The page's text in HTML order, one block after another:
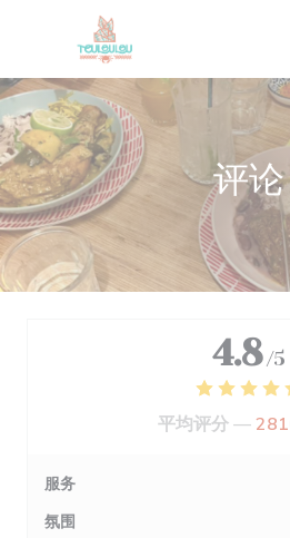
Cookie管理面板
评论
4.8 /5
平均评分 —
服务
氛围